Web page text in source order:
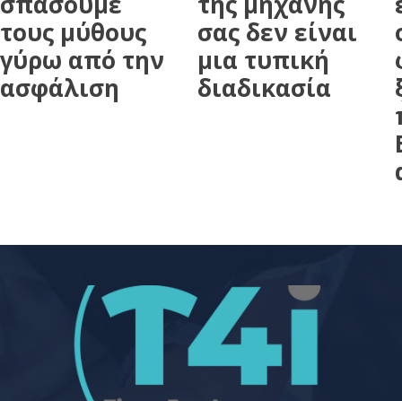
τους μύθους
γύρω από την
ασφάλιση
σας δεν είναι
μια τυπική
διαδικασία